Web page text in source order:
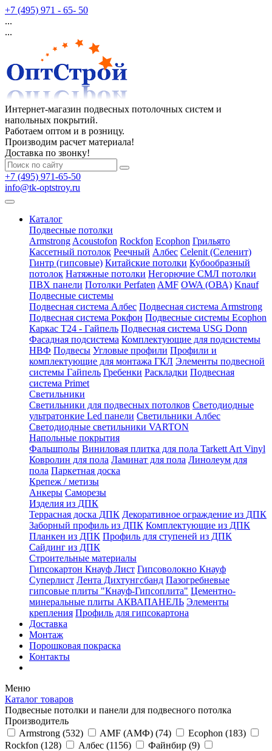
+7 (495) 971 - 65- 50
...
...
Интернет-магазин подвесных потолочных систем и
напольных покрытий.
Работаем оптом и в розницу.
Производим расчет материала!
Доставка по звонку!
+7 (495) 971-65-50
info@tk-optstroy.ru
Каталог
Подвесные потолки
Armstrong Acoustofon Rockfon Ecophon Грильято
Кассетный потолок Реечный Албес Celenit (Селенит)
Гинтр (гипсовые) Китайские потолки Кубообразный
потолок Натяжные потолки Негорючие СМЛ потолки
ПВХ панели Потолки Perfaten AMF OWA (ОВА) Knauf
Подвесные системы
Подвесная система Албес Подвесная система Armstrong
Подвесная система Рокфон Подвесные системы Ecophon
Каркас Т24 - Гайпель Подвесная система USG Donn
Фасадная подсистема Комплектующие для подсистемы
НВФ Подвесы Угловые профили Профили и
комплектующие для монтажа ГКЛ Элементы подвесной
системы Гайпель Гребенки Раскладки Подвесная
система Primet
Светильники
Светильники для подвесных потолков Светодиодные
ультратонкие Led панели Светильники Албес
Светодиодные светильники VARTON
Напольные покрытия
Фальшполы Виниловая плитка для пола Tarkett Art Vinyl
Ковролин для пола Ламинат для пола Линолеум для
пола Паркетная доска
Крепеж / метизы
Анкеры Саморезы
Изделия из ДПК
Террасная доска ДПК Декоративное ограждение из ДПК
Заборный профиль из ДПК Комплектующие из ДПК
Планкен из ДПК Профиль для ступеней из ДПК
Сайдинг из ДПК
Строительные материалы
Гипсокартон Кнауф Лист Гипсоволокно Кнауф
Суперлист Лента Дихтунгсбанд Пазогребневые
гипсовые плиты "Кнауф-Гипсоплита" Цементно-
минеральные плиты АКВАПАНЕЛЬ Элементы
крепления Профиль для гипсокартона
Доставка
Монтаж
Порошковая покраска
Контакты
Меню
Каталог товаров
Подвесные потолки и панели для подвесного потолка
Производитель
Armstrong (532) AMF (АМФ) (74) Ecophon (183)
Rockfon (128) Албес (1156) Файнбир (9)